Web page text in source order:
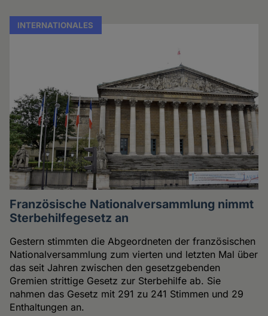
INTERNATIONALES
Französische Nationalversammlung nimmt
Sterbehilfegesetz an
Gestern stimmten die Abgeordneten der französischen
Nationalversammlung zum vierten und letzten Mal über
das seit Jahren zwischen den gesetzgebenden
Gremien strittige Gesetz zur Sterbehilfe ab. Sie
nahmen das Gesetz mit 291 zu 241 Stimmen und 29
Enthaltungen an.